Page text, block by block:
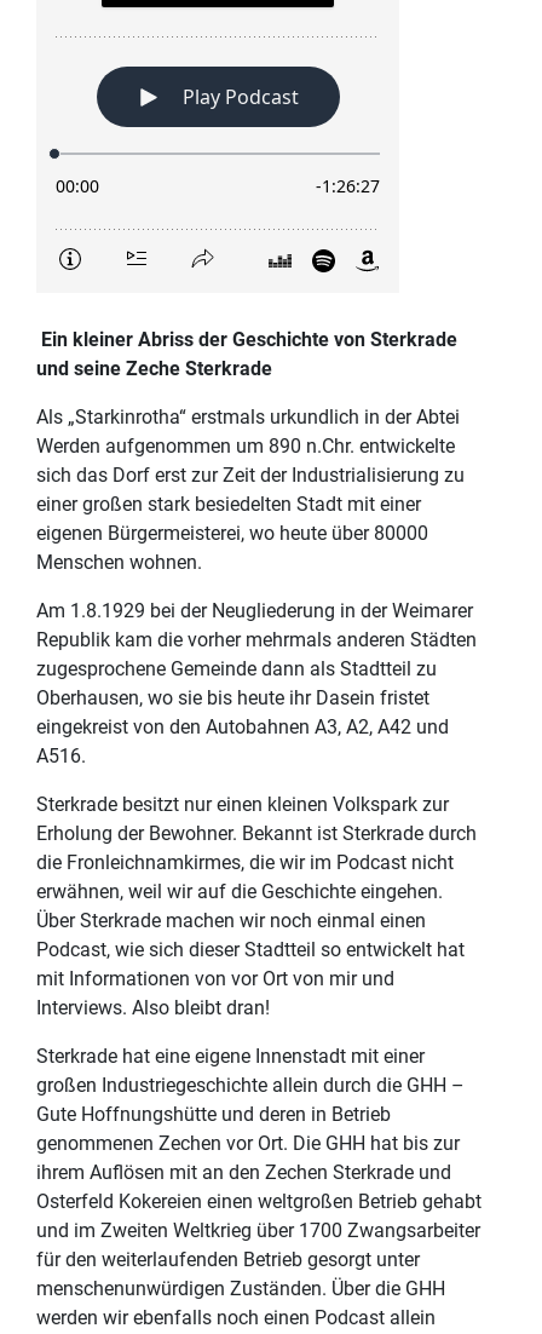
Ein kleiner Abriss der Geschichte von Sterkrade
und seine Zeche Sterkrade
Als „Starkinrotha“ erstmals urkundlich in der Abtei
Werden aufgenommen um 890 n.Chr. entwickelte
sich das Dorf erst zur Zeit der Industrialisierung zu
einer großen stark besiedelten Stadt mit einer
eigenen Bürgermeisterei, wo heute über 80000
Menschen wohnen.
Am 1.8.1929 bei der Neugliederung in der Weimarer
Republik kam die vorher mehrmals anderen Städten
zugesprochene Gemeinde dann als Stadtteil zu
Oberhausen, wo sie bis heute ihr Dasein fristet
eingekreist von den Autobahnen A3, A2, A42 und
A516.
Sterkrade besitzt nur einen kleinen Volkspark zur
Erholung der Bewohner. Bekannt ist Sterkrade durch
die Fronleichnamkirmes, die wir im Podcast nicht
erwähnen, weil wir auf die Geschichte eingehen.
Über Sterkrade machen wir noch einmal einen
Podcast, wie sich dieser Stadtteil so entwickelt hat
mit Informationen von vor Ort von mir und
Interviews. Also bleibt dran!
Sterkrade hat eine eigene Innenstadt mit einer
großen Industriegeschichte allein durch die GHH –
Gute Hoffnungshütte und deren in Betrieb
genommenen Zechen vor Ort. Die GHH hat bis zur
ihrem Auflösen mit an den Zechen Sterkrade und
Osterfeld Kokereien einen weltgroßen Betrieb gehabt
und im Zweiten Weltkrieg über 1700 Zwangsarbeiter
für den weiterlaufenden Betrieb gesorgt unter
menschenunwürdigen Zuständen. Über die GHH
werden wir ebenfalls noch einen Podcast allein